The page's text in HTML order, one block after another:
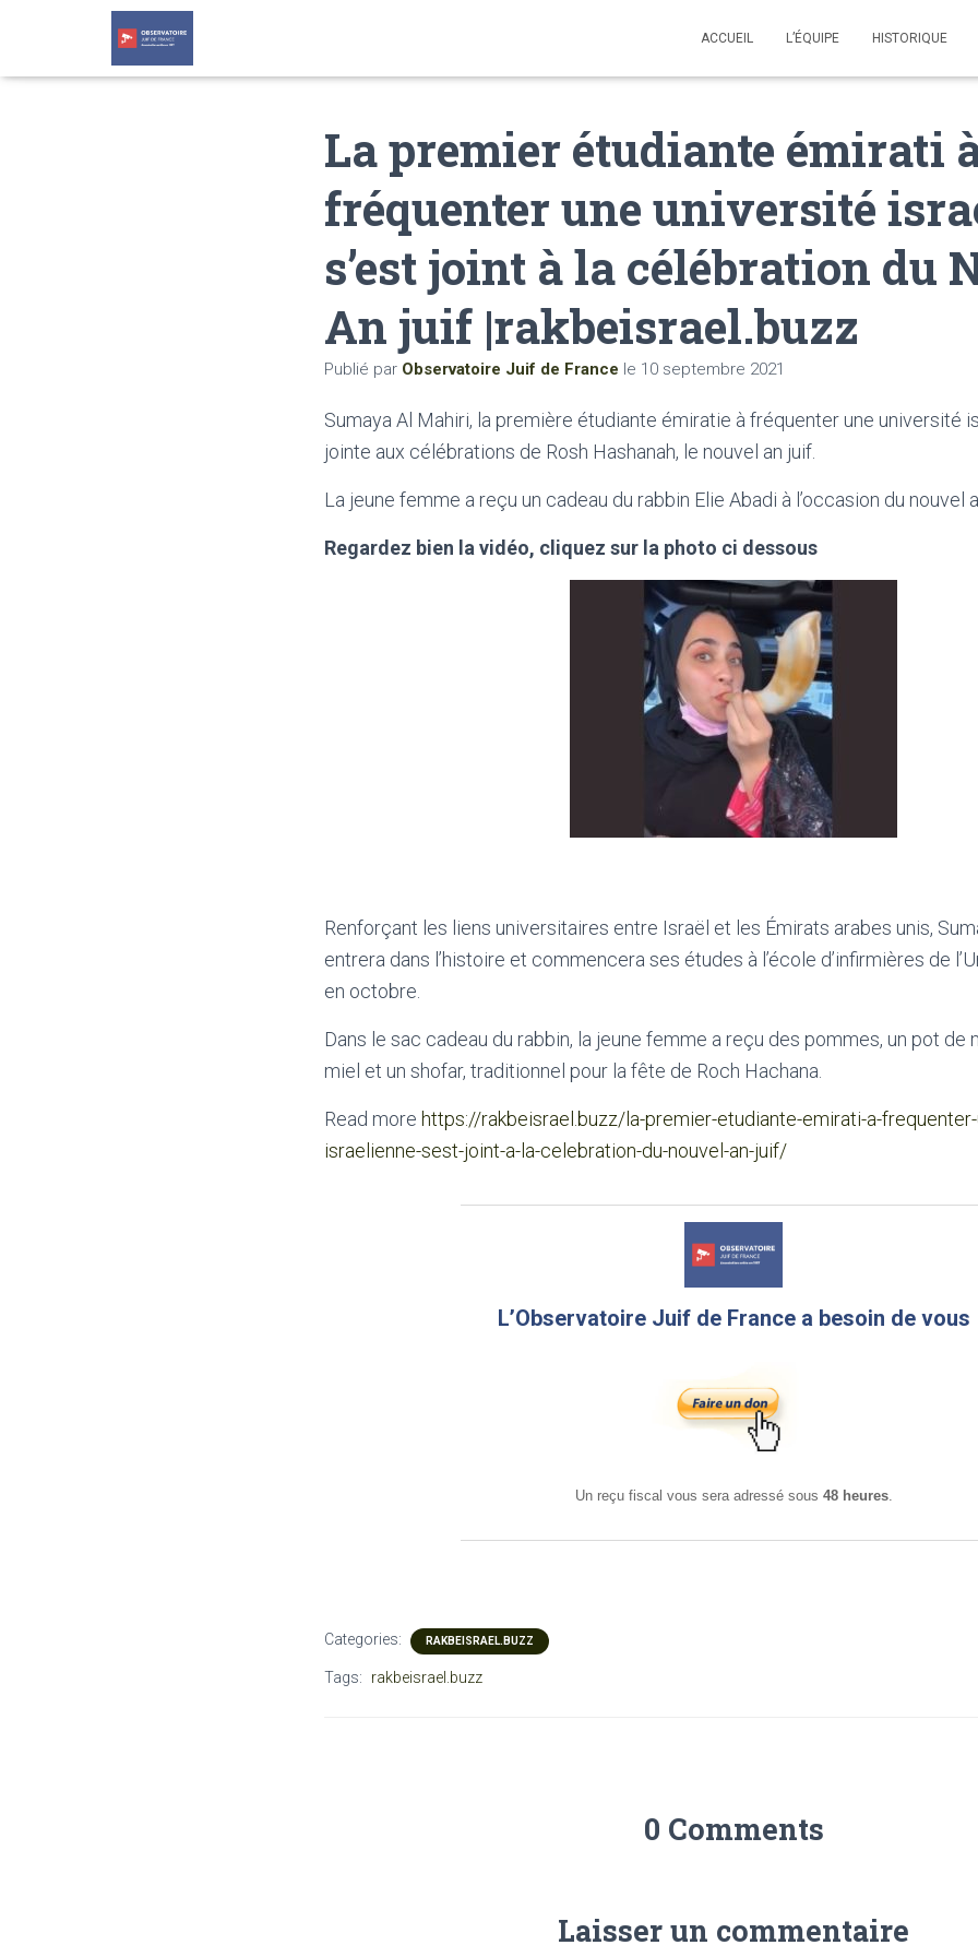
ACCUEIL L’ÉQUIPE HISTORIQUE
La premier étudiante émirati
fréquenter une université
s’est joint à la célébration du
An juif |rakbeisrael.buzz
Publié par Observatoire Juif de France le 10 septembre 2021
Sumaya Al Mahiri, la première étudiante émiratie à fréquenter une université
jointe aux célébrations de Rosh Hashanah, le nouvel an juif.
La jeune femme a reçu un cadeau du rabbin Elie Abadi à l’occasion du nouvel
Regardez bien la vidéo, cliquez sur la photo ci dessous
Renforçant les liens universitaires entre Israël et les Émirats arabes unis,
entrera dans l’histoire et commencera ses études à l’école d’infirmières de
en octobre.
Dans le sac cadeau du rabbin, la jeune femme a reçu des pommes, un pot de
miel et un shofar, traditionnel pour la fête de Roch Hachana.
Read more https://rakbeisrael.buzz/la-premier-etudiante-emirati-a-
israelienne-sest-joint-a-la-celebration-du-nouvel-an-juif/
L’Observatoire Juif de France a besoin de vous
Un reçu fiscal vous sera adressé sous 48 heures.
Categories: RAKBEISRAEL.BUZZ
Tags: rakbeisrael.buzz
0 Comments
Laisser un commentaire